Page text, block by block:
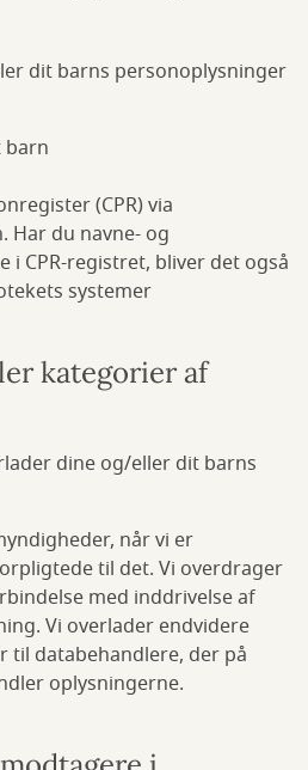
dit barns personoplysninger
barn
(CPR) via
Har du navne- og
i CPR-registret, bliver det også
systemer
kategorier af
dine og/eller dit barns
når vi er
til det. Vi overdrager
med inddrivelse af
Vi overlader endvidere
til databehandlere, der på
oplysningerne.